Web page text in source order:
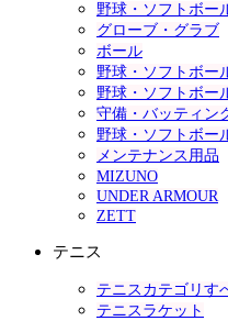
野球・ソフトボー
グローブ・グラブ
ボール
野球・ソフトボー
野球・ソフトボー
守備・バッティン
野球・ソフトボー
メンテナンス用品
MIZUNO
UNDER ARMOUR
ZETT
テニス
テニスカテゴリす
テニスラケット